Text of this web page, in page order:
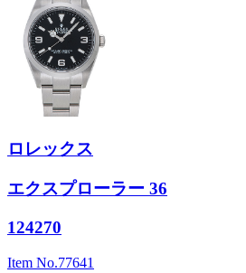
ロレックス
エクスプローラー 36
124270
Item No.77641